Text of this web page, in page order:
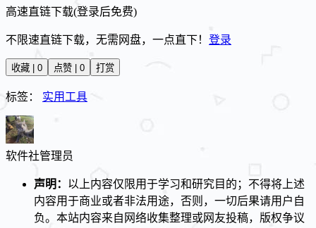
高速直链下载(登录后免费)
不限速直链下载，无需网盘，一点直下！ 登录
收藏 | 0 点赞 | 0 打赏
标签： 实用工具
软件社管理员
声明： 以上内容仅限用于学习和研究目的；不得将上述
内容用于商业或者非法用途，否则，一切后果请用户自
负。本站内容来自网络收集整理或网友投稿，版权争议